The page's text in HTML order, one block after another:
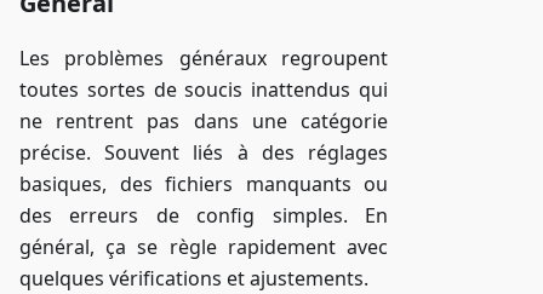
Les problèmes généraux regroupent
toutes sortes de soucis inattendus qui
ne rentrent pas dans une catégorie
précise. Souvent liés à des réglages
basiques, des fichiers manquants ou
des erreurs de config simples. En
général, ça se règle rapidement avec
quelques vérifications et ajustements.